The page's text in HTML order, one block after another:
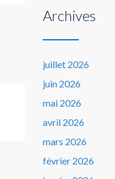
Archives
juillet 2026
juin 2026
mai 2026
avril 2026
mars 2026
février 2026